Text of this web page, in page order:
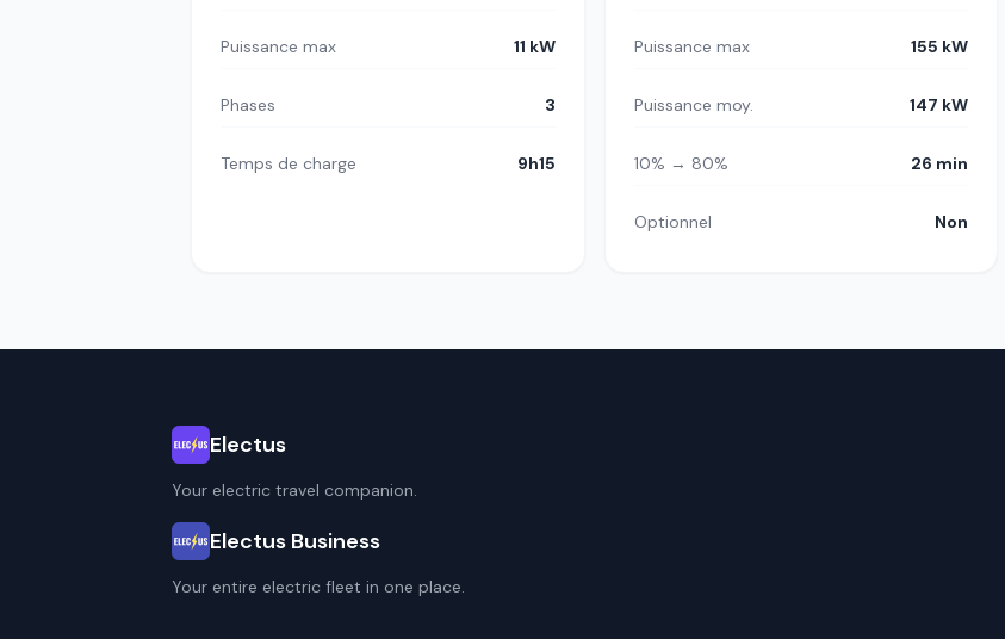
Puissance max 11 kW
Phases 3
Temps de charge 9h15
Puissance max 155 kW
Puissance moy. 147 kW
10% → 80% 26 min
Optionnel Non
Electus
Your electric travel companion.
Electus Business
Your entire electric fleet in one place.